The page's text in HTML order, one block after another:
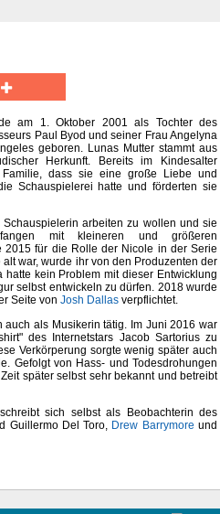
am 1. Oktober 2001 als Tochter des
Paul Byod und seiner Frau Angelyna
geboren. Lunas Mutter stammt aus
Herkunft. Bereits im Kindesalter
Familie, dass sie eine große Liebe und
Schauspielerei hatte und förderten sie
arbeiten zu wollen und sie
mit kleineren und größeren
2015 für die Rolle der Nicole in der Serie
war, wurde ihr von den Produzenten der
kein Problem mit dieser Entwicklung
selbst entwickeln zu dürfen. 2018 wurde
Seite von Josh Dallas verpflichtet.
als Musikerin tätig. Im Juni 2016 war
des Internetstars Jacob Sartorius zu
Verkörperung sorgte wenig später auch
Gefolgt von Hass- und Todesdrohungen
später selbst sehr bekannt und betreibt
sich selbst als Beobachterin des
Guillermo Del Toro, Drew Barrymore und